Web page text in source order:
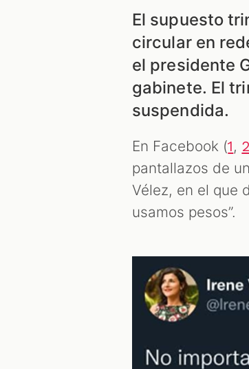
El supuesto
circular en
el presidente
gabinete. El
suspendida.
En Facebook (1, 2
pantallazos de
Vélez, en el que
usamos pesos”.